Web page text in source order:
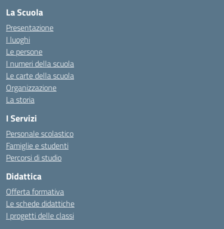
La Scuola
Presentazione
I luoghi
Le persone
I numeri della scuola
Le carte della scuola
Organizzazione
La storia
I Servizi
Personale scolastico
Famiglie e studenti
Percorsi di studio
Didattica
Offerta formativa
Le schede didattiche
I progetti delle classi